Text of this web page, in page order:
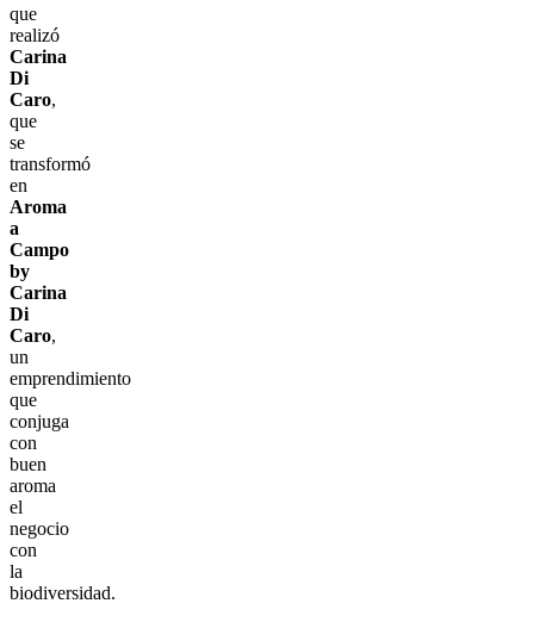
que
realizó
Carina
Di
Caro,
que
se
transformó
en
Aroma
a
Campo
by
Carina
Di
Caro,
un
emprendimiento
que
conjuga
con
buen
aroma
el
negocio
con
la
biodiversidad.